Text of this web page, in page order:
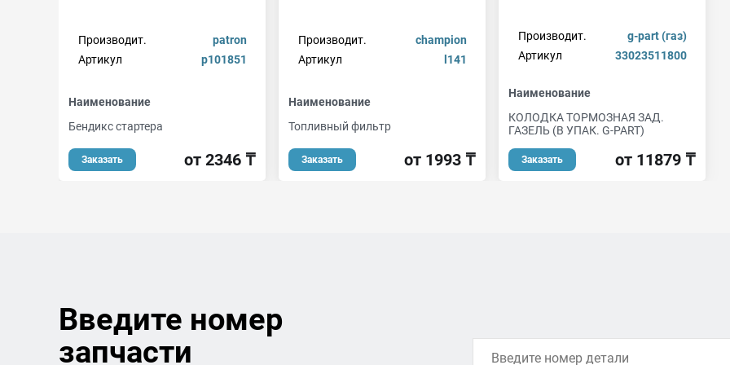
Производит.
patron
Артикул
p101851
Наименование
Бендикс стартера
Заказать от 2346 ₸
Производит.
champion
Артикул
l141
Наименование
Топливный фильтр
Заказать от 1993 ₸
Производит.
g-part (газ)
Артикул
33023511800
Наименование
КОЛОДКА ТОРМОЗНАЯ ЗАД.
ГАЗЕЛЬ (В УПАК. G-PART)
Заказать от 11879 ₸
Введите номер
запчасти